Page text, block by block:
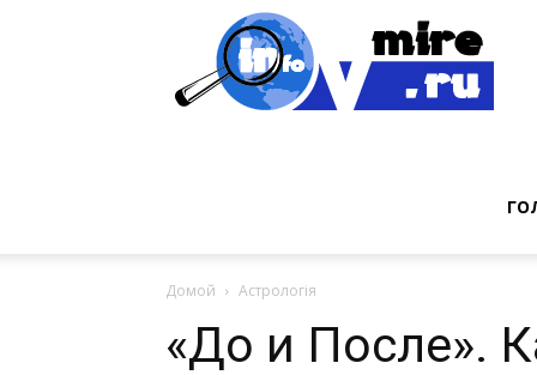
Домой Астрологія
«До и После».